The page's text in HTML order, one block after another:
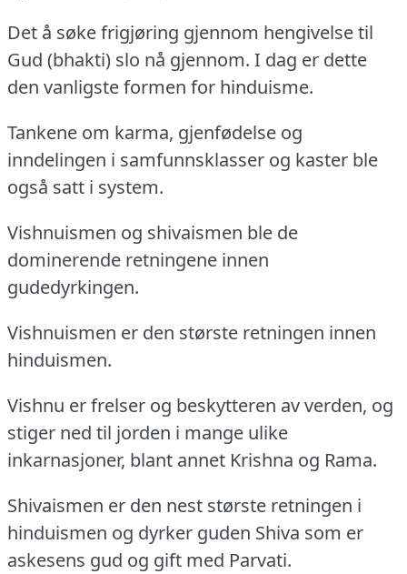
Det å søke frigjøring gjennom hengivelse til
Gud (bhakti) slo nå gjennom. I dag er dette
den vanligste formen for hinduisme.
Tankene om karma, gjenfødelse og
inndelingen i samfunnsklasser og kaster ble
også satt i system.
Vishnuismen og shivaismen ble de
dominerende retningene innen
gudedyrkingen.
Vishnuismen er den største retningen innen
hinduismen.
Vishnu er frelser og beskytteren av verden, og
stiger ned til jorden i mange ulike
inkarnasjoner, blant annet Krishna og Rama.
Shivaismen er den nest største retningen i
hinduismen og dyrker guden Shiva som er
askesens gud og gift med Parvati.